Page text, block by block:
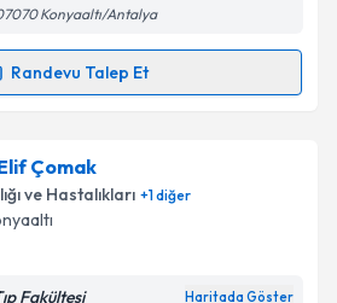
işlenmesine ilişkin
ve kişisel verilerimin belirtilen
Talebini Gönder
Konyaaltı/Antalya
Randevu Talep Et
Talebi
Çeken
bu uzmandan randevu almanız
e-posta ile
Çomak
ve Hastalıkları +1diğer
Fakültesi Haritada Göster